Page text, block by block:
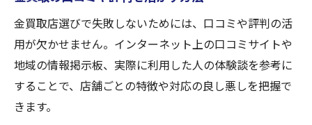
金買取店選びで失敗しないためには、口コミや評判の活
用が欠かせません。インターネット上の口コミサイトや
地域の情報掲示板、実際に利用した人の体験談を参考に
することで、店舗ごとの特徴や対応の良し悪しを把握で
きます。